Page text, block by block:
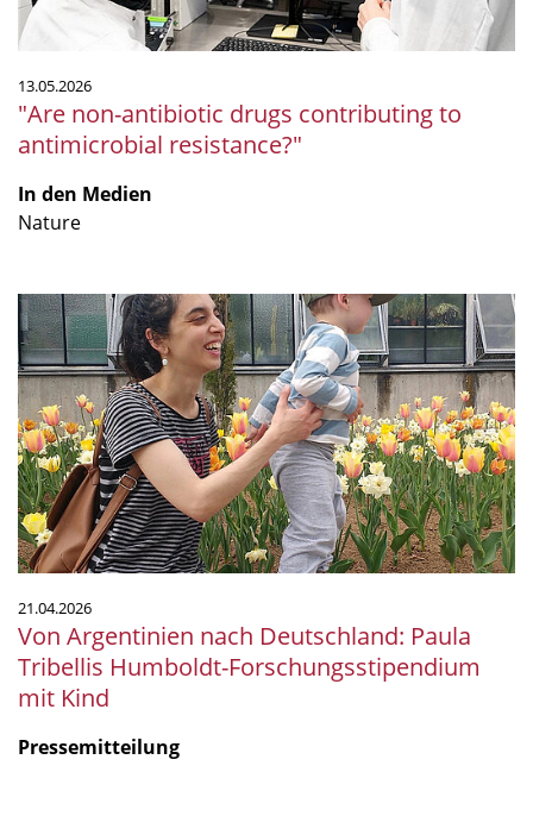
13.05.2026
"Are non-antibiotic drugs contributing to
antimicrobial resistance?"
In den Medien
Nature
Von
Argentinien
nach
Deutschland:
Paula
Tribellis
Humboldt-
Forschungsstipendium
mit
Kind
21.04.2026
Von Argentinien nach Deutschland: Paula
Tribellis Humboldt-Forschungsstipendium
mit Kind
Pressemitteilung